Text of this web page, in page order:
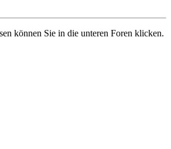
können Sie in die unteren Foren klicken.